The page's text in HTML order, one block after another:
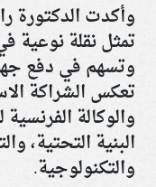
وأكدت الدكتورة
تمثل نقلة نوعية
وتسهم في دفع
تعكس الشراكة
والوكالة
البنية التحتية،
والتكنولوجية.